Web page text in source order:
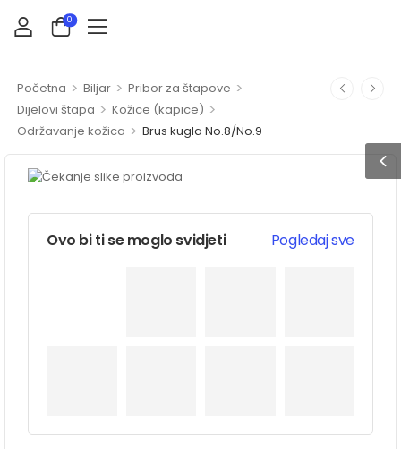
0
Početna > Biljar > Pribor za štapove >
Dijelovi štapa > Kožice (kapice) >
Održavanje kožica > Brus kugla No.8/No.9
Ovo bi ti se moglo svidjeti Pogledaj sve